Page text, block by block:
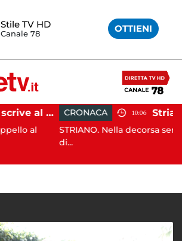
Stile TV HD
Canale 78 OTTIENI
CRONACA 10:06
STRIANO. Nella decorsa serata i